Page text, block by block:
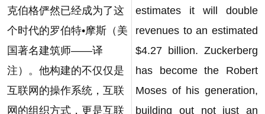
克伯格俨然已经成为了这
个时代的罗伯特•摩斯（美
国著名建筑师——译
注）。他构建的不仅仅是
互联网的操作系统，互联
网的组织方式，更是互联
estimates it will double
revenues to an estimated
$4.27 billion. Zuckerberg
has become the Robert
Moses of his generation,
building out not just an